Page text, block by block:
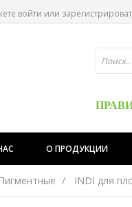
войти или
О ПРОДУКЦИИ
Пигментные INDI для